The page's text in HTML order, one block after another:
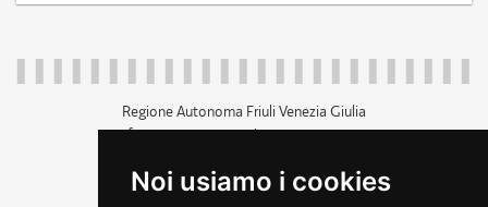
Noi usiamo i cookies
Regione Autonoma Friuli Venezia Giulia
c.f. 80014930327; p.iva 00526040324
+39 040 3771111